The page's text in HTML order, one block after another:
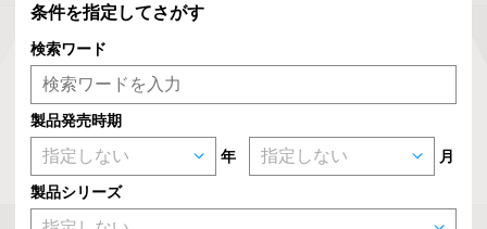
条件を指定してさがす
検索ワード
製品発売時期
年 月
製品シリーズ